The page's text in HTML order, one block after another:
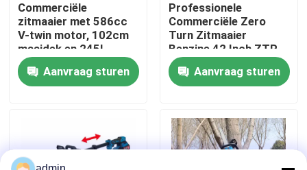
Vraag een offerte
Benzinekettingzaag
elektrische kettingzaag
Commerciële
zitmaaier met 586cc
V-twin motor, 102cm
maaidek en 245L
grasopvangzak
Aanvraag sturen
Professionele
Commerciële Zero
Turn Zitmaaier
Benzine 42 Inch ZTR
Maaier
Aanvraag sturen